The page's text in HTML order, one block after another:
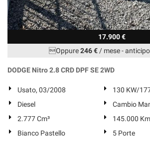
17.900 €
Oppure246 €/ mese-anticipo
DODGE Nitro 2.8 CRD DPF SE 2WD
Usato, 03/2008
130 KW/
Diesel
Cambio
2.777 Cm³
145.000 Km
Bianco Pastello
5 Porte